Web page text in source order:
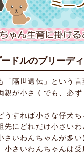
ードルのブリーデ
「隔世遺伝」という
親が小さくでも、必
うすれば小さな仔犬ち
先にどれだけ小さい
さいわんちゃんが多
小さいわんちゃんは